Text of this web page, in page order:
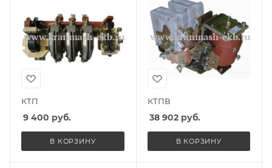
КТП
9 400 руб.
В КОРЗИНУ
КТПВ
38 902руб.
В КОРЗИНУ